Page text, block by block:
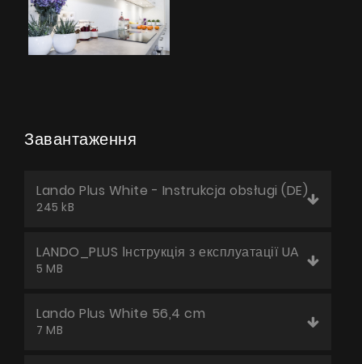
Завантаження
Lando Plus White - Instrukcja obsługi (DE)
245 kB
LANDO_PLUS Інструкція з експлуатації UA
5 MB
Lando Plus White 56,4 cm
7 MB